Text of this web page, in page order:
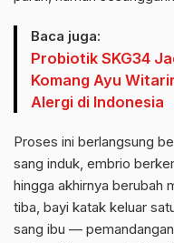
Baca juga:
Probiotik SKG34
Komang Ayu
Alergi di Indonesia
Proses ini berlangsung
sang induk, embrio
hingga akhirnya berubah
tiba, bayi katak keluar
sang ibu —